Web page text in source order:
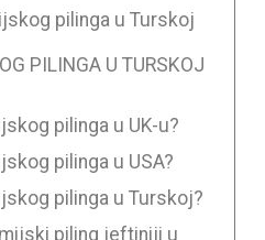
pilinga u Turskoj
PILINGA U TURSKOJ
pilinga u UK-u?
pilinga u USA?
pilinga u Turskoj?
piling jeftiniji u